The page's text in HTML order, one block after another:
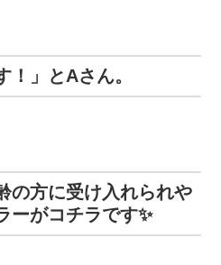
！」とAさん。
の方に受け入れられや
ーがコチラです✨